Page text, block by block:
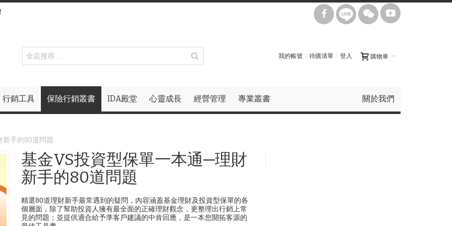
購物車
我的帳號 待購清單 登入
行銷工具 保險行銷叢書 IDA殿堂 心靈成長 經營管理 專業叢書 關於我們
手的80道問題
基金VS投資型保單一本通─理財
新手的80道問題
精選80道理財新手最常遇到的疑問，內容涵蓋基金理財及投資型保單的各
個層面，除了幫助投資人擁有最全面的正確理財觀念，更整理出行銷上常
見的問題；並提供適合給予準客戶建議的中肯回應，是一本您開拓客源的